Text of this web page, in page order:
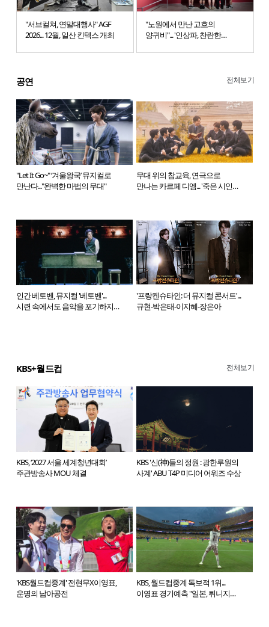
"서브컬쳐, 연말대행사" AGF
2026... 12월, 일산 킨텍스 개최
"노원에서 만난 고흐의
양귀비"... '인상파, 찬란한
공연 전체보기
"Let It Go~" ‘겨울왕국’ 뮤지컬로
만난다..."완벽한 마법의 무대"
무대 위의 참교육, 연극으로
만나는 카르페 디엠... '죽은 시인의
인간 베토벤, 뮤지컬 '베토벤'...
시련 속에서도 음악을 포기하지
'프랑켄슈타인: 더 뮤지컬 콘서트'...
규현-박은태-이지혜-장은아
KBS+월드컵 전체보기
KBS, ‘2027 서울 세계청년대회’
주관방송사 MOU 체결
KBS '신(神)들의 정원 : 광한루원의
사계' ABU T4P 미디어 어워즈 수상
'KBS월드컵중계' 전현무X이영표,
운명의 남아공전
KBS, 월드컵중계 독보적 1위...
이영표 경기예측 "일본, 튀니지